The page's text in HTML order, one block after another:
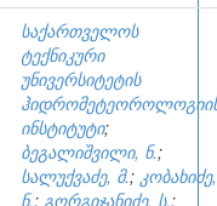
საქართველოს
ტექნიკური
უნივერსიტეტის
ინსტიტუტი;
ბეგალიშვილი, ნ.;
სალუქვაძე, მ.; კობახიძე,
ნ.; გორგიჯანიძე, ს.;